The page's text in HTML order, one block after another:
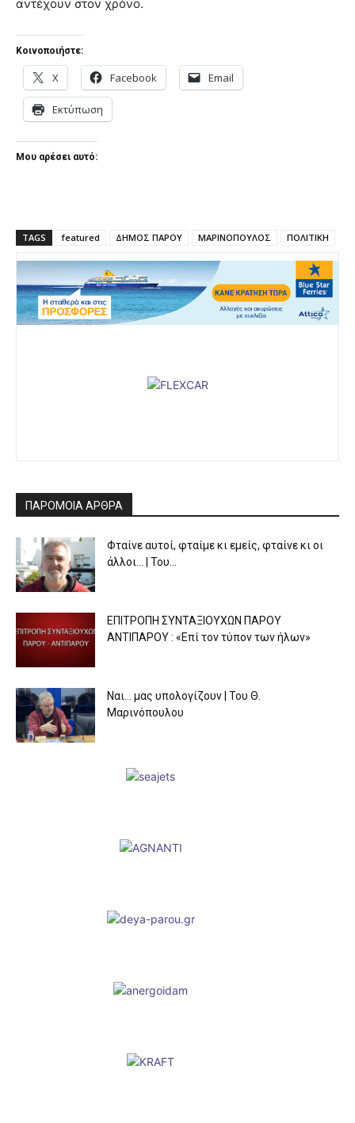
αντέχουν στον χρόνο.
Κοινοποιήστε:
X Facebook Email
Εκτύπωση
Μου αρέσει αυτό:
TAGS featured ΔΗΜΟΣ ΠΑΡΟΥ ΜΑΡΙΝΟΠΟΥΛΟΣ ΠΟΛΙΤΙΚΗ
ΠΑΡΟΜΟΙΑ ΑΡΘΡΑ
Φταίνε αυτοί, φταίμε κι εμείς, φταίνε κι οι
άλλοι… | Του...
ΕΠΙΤΡΟΠΗ ΣΥΝΤΑΞΙΟΥΧΩΝ ΠΑΡΟΥ
ΑΝΤΙΠΑΡΟΥ : «Επί τον τύπον των ήλων»
Ναι… μας υπολογίζουν | Του Θ.
Μαρινόπουλου